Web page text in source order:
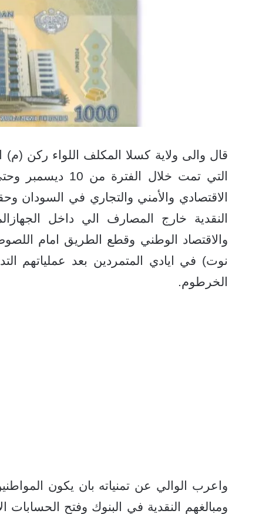
قال والى ولاية كسلا المكلف اللواء ركن
الاقتصادي والأمني والتجاري في السودان
النقدية خارج المصارف الي داخل
والاقتصاد الوطني وقطع الطريق امام
نوت) في ايادي المتمردين بعد عملياتهم
الخرطوم.
واعرب الوالي عن تمنياته بان يكون
ومبالغهم النقدية في البنوك وفتح الحسابات